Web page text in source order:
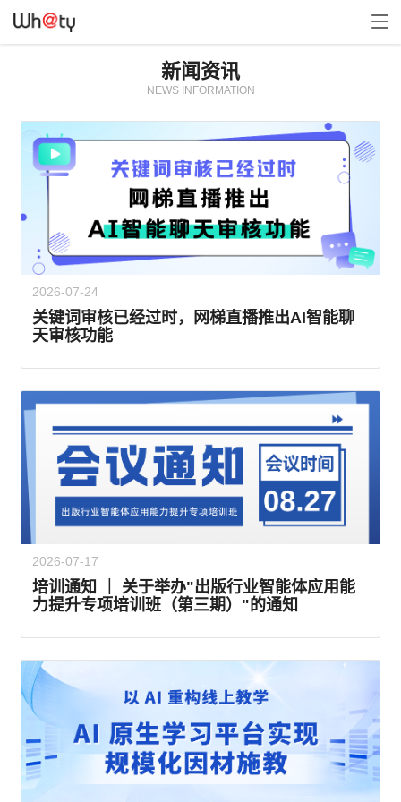
新闻资讯
NEWS INFORMATION
2026-07-24
关键词审核已经过时，网梯直播推出AI智能聊
天审核功能
2026-07-17
培训通知 ｜ 关于举办"出版行业智能体应用能
力提升专项培训班（第三期）"的通知